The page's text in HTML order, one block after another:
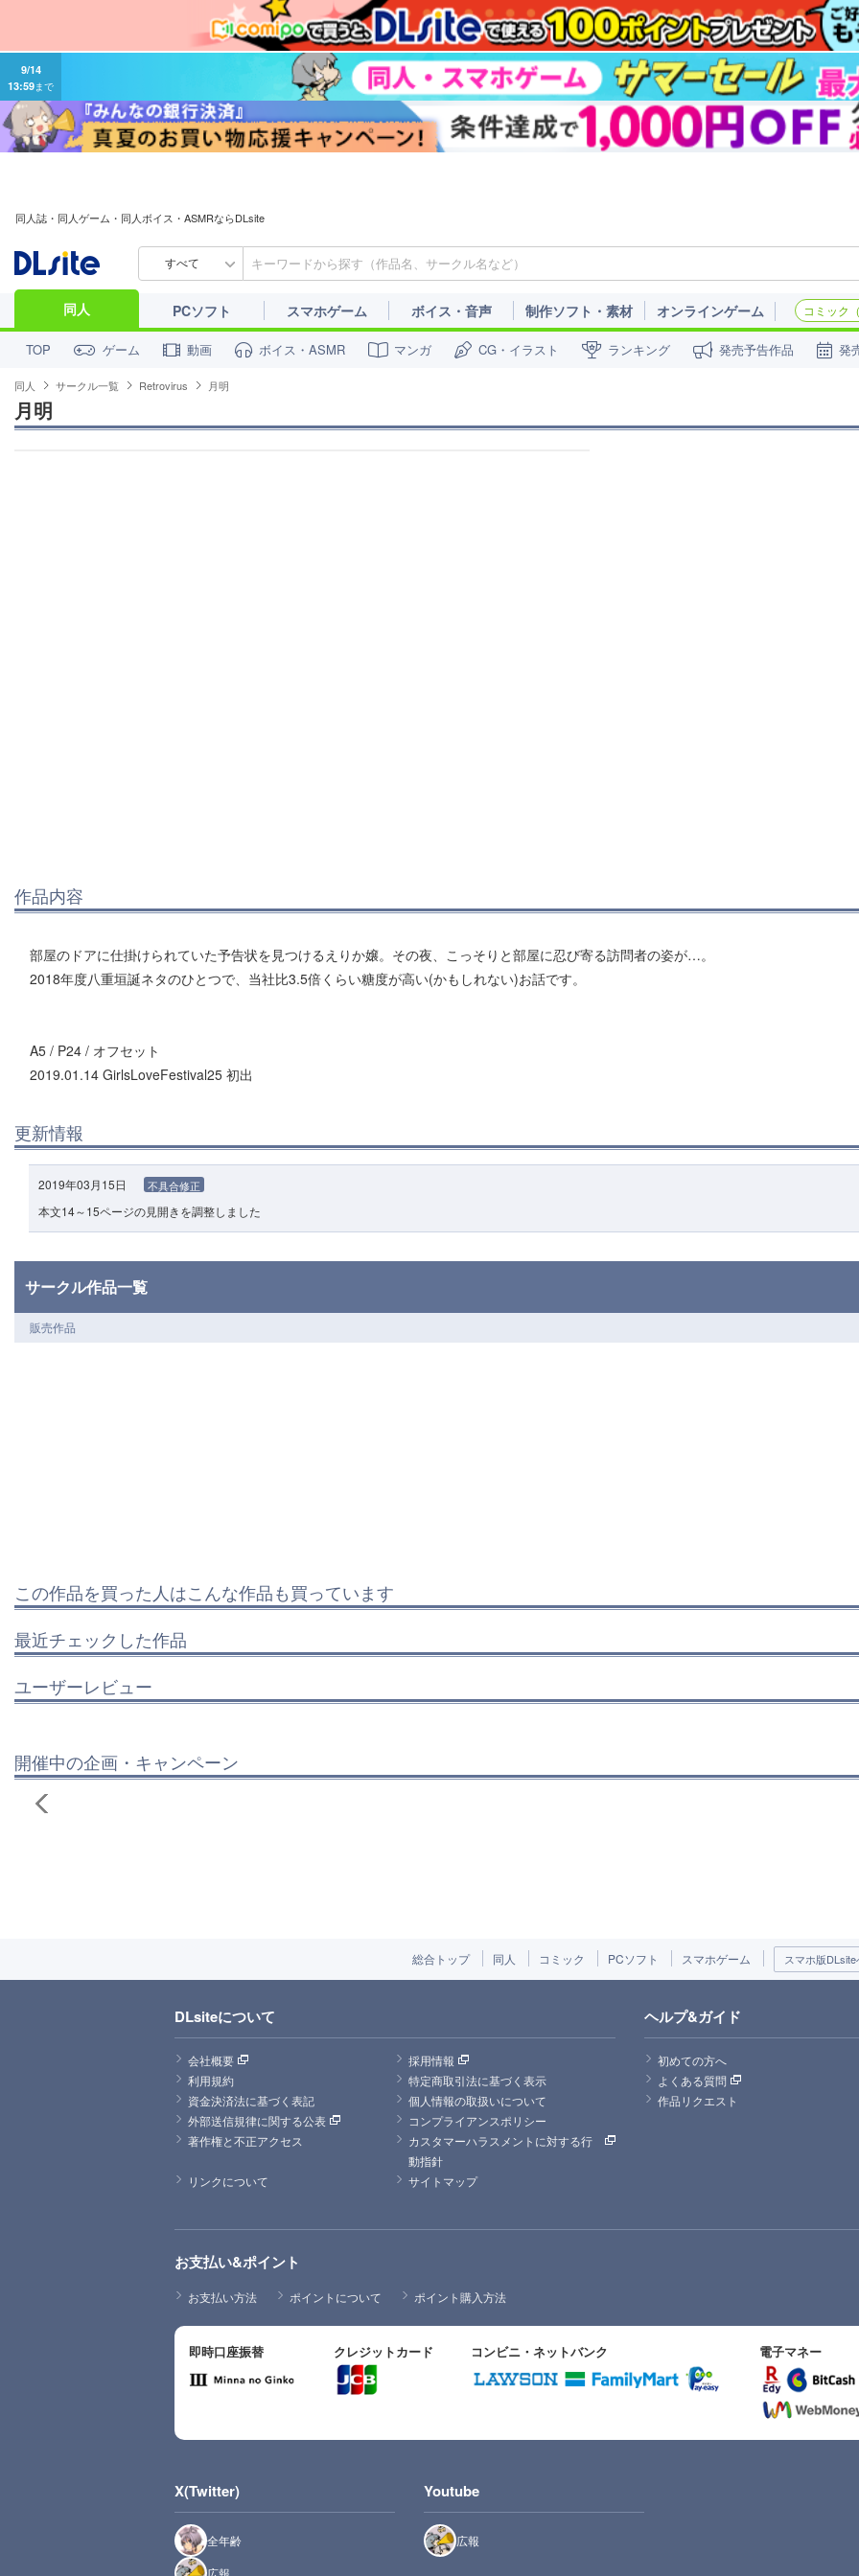
9/14
13:59まで
同人誌・同人ゲーム・同人ボイス・ASMRならDLsite
すべて
同人 PCソフト スマホゲーム ボイス・音声 制作ソフト・素材 オンラインゲーム コミック
TOP ゲーム 動画 ボイス・ASMR マンガ CG・イラスト ランキング 発売予告作品 発
同人 サークル一覧 Retrovirus 月明
月明
作品内容
部屋のドアに仕掛けられていた予告状を見つけるえりか嬢。その夜、こっそりと部屋に忍び寄る訪問者の姿が…。
2018年度八重垣誕ネタのひとつで、当社比3.5倍くらい糖度が高い(かもしれない)お話です。
A5 / P24 / オフセット
2019.01.14 GirlsLoveFestival25 初出
更新情報
2019年03月15日 不具合修正
本文14～15ページの見開きを調整しました
サークル作品一覧
販売作品
この作品を買った人はこんな作品も買っています
最近チェックした作品
ユーザーレビュー
開催中の企画・キャンペーン
総合トップ 同人 コミック PCソフト スマホゲーム スマホ版DLsite
DLsiteについて
会社概要
採用情報
利用規約
特定商取引法に基づく表示
資金決済法に基づく表記
個人情報の取扱いについて
外部送信規律に関する公表
コンプライアンスポリシー
著作権と不正アクセス
カスタマーハラスメントに対する行
動指針
リンクについて
サイトマップ
ヘルプ&ガイド
初めての方へ
よくある質問
作品リクエスト
お支払い&ポイント
お支払い方法 ポイントについて ポイント購入方法
即時口座振替 クレジットカード コンビニ・ネットバンク 電子マネー
X(Twitter)
全年齢
広報
Youtube
広報